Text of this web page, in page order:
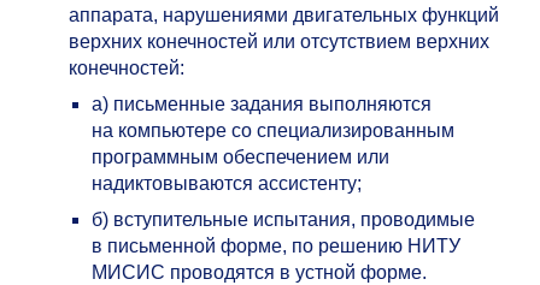
аппарата, нарушениями двигательных функций
верхних конечностей или отсутствием верхних
конечностей:
а) письменные задания выполняются
на компьютере со специализированным
программным обеспечением или
надиктовываются ассистенту;
б) вступительные испытания, проводимые
в письменной форме, по решению НИТУ
МИСИС проводятся в устной форме.